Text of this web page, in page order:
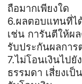
ถือมากเพียงใด
6.ผลตอบแทนที่ไ
เช่น การันตีให้ผ
รับประกันผลกา
7.ไม่โอนเงินไป
ธรรมดา เสี่ยงเ